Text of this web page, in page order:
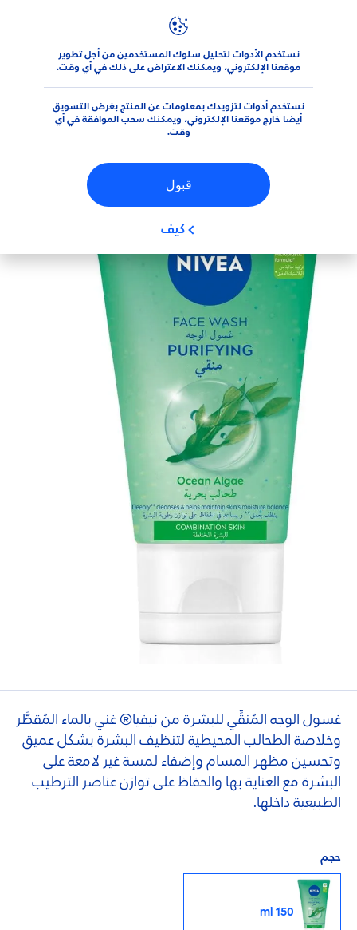
نستخدم الأدوات لتحليل سلوك المستخدمين من أجل تطوير
موقعنا الإلكتروني، ويمكنك الاعتراض على ذلك في أي وقت.
نستخدم أدوات لتزويدك بمعلومات عن المنتج بغرض التسويق
أيضا خارج موقعنا الإلكتروني، ويمكنك سحب الموافقة في أي
وقت.
قبول
كيف
المنتجات الوجه منتجات تَنْظِيف الوجه غسول الوجه
(0)
غسول الوجه المُنقِّي للبشرة من نيفيا® غني بالماء المُقطَّر
وخلاصة الطحالب المحيطية لتنظيف البشرة بشكل عميق
وتحسين مظهر المسام وإضفاء لمسة غير لامعة على
البشرة مع العناية بها والحفاظ على توازن عناصر الترطيب
الطبيعية داخلها.
حجم
150 ml